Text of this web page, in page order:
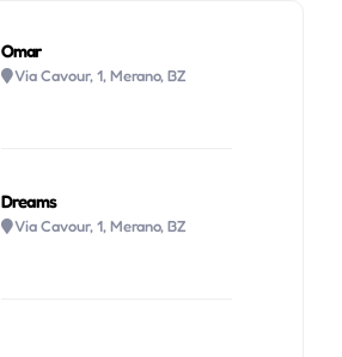
Omar
Via Cavour, 1, Merano, BZ
Dreams
Via Cavour, 1, Merano, BZ